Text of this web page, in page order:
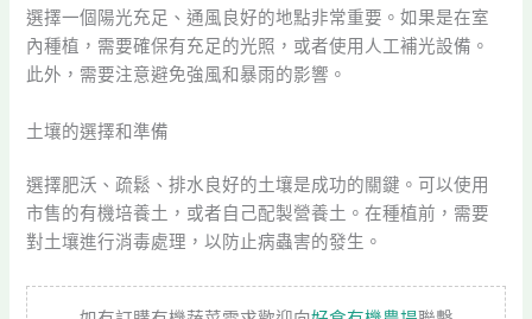
選擇一個陽光充足、通風良好的地點非常重要。如果是在室
內種植，需要確保有充足的光照，或者使用人工補光設備。
此外，需要注意避免強風和暴雨的影響。
土壤的選擇和準備
選擇肥沃、疏鬆、排水良好的土壤是成功的關鍵。可以使用
市售的有機培養土，或者自己配製營養土。在種植前，需要
對土壤進行消毒處理，以防止病蟲害的發生。